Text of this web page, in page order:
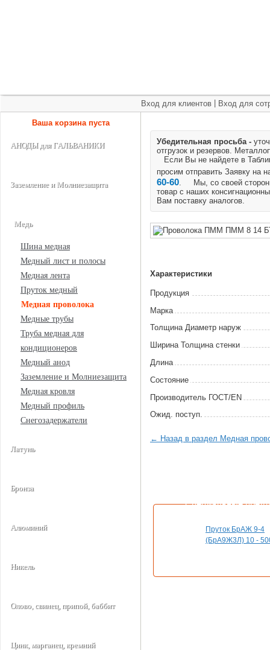
Вход для клиентов Вход для
Ваша корзина пуста
АНОДЫ для ГАЛЬВАНИКИ
Заземление и Молниезащита
Медь
Шина медная
Медный лист и полосы
Медная лента
Пруток медный
Медная проволока
Медные трубы
Труба медная для
кондиционеров
Медный анод
Заземление и Молниезащита
Медная кровля
Медный профиль
Снегозадержатели
Латунь
Бронза
Алюминий
Никель
Олово, свинец, припой, баббит
Цинк, марганец, кремний
Убедительная просьба -
отгрузок и резервов.
Если Вы не найдете в
просим отправить Заявку на
60-60. Мы, со своей
товар с наших
Вам поставку аналогов.
Характеристики
Продукция
Марка
Толщина Диаметр наруж
Ширина Толщина стенки
Длина
Состояние
Произво­дитель ГОСТ/EN
Ожид. поступ.
← Назад в раздел Медная
Специальные
Пруток БрАЖ 9-4
(БрА9Ж3Л) 10 -